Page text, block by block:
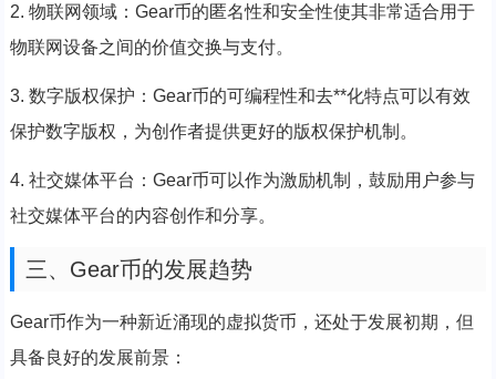
2. 物联网领域：Gear币的匿名性和安全性使其非常适合用于
物联网设备之间的价值交换与支付。
3. 数字版权保护：Gear币的可编程性和去**化特点可以有效
保护数字版权，为创作者提供更好的版权保护机制。
4. 社交媒体平台：Gear币可以作为激励机制，鼓励用户参与
社交媒体平台的内容创作和分享。
三、Gear币的发展趋势
Gear币作为一种新近涌现的虚拟货币，还处于发展初期，但
具备良好的发展前景：